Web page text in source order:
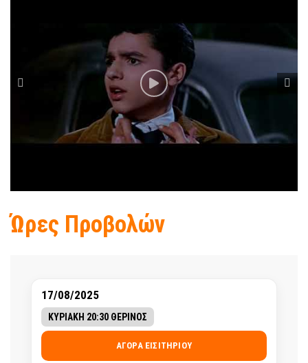
Ώρες Προβολών
17/08/2025
ΚΥΡΙΑΚΗ 20:30 ΘΕΡΙΝΟΣ
ΑΓΟΡΆ ΕΙΣΙΤΗΡΊΟΥ